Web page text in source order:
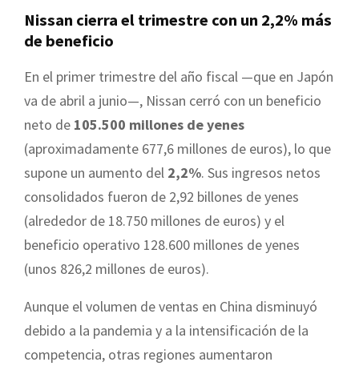
Nissan cierra el trimestre con un 2,2% más
de beneficio
En el primer trimestre del año fiscal —que en Japón
va de abril a junio—, Nissan cerró con un beneficio
neto de 105.500 millones de yenes
(aproximadamente 677,6 millones de euros), lo que
supone un aumento del 2,2%. Sus ingresos netos
consolidados fueron de 2,92 billones de yenes
(alrededor de 18.750 millones de euros) y el
beneficio operativo 128.600 millones de yenes
(unos 826,2 millones de euros).
Aunque el volumen de ventas en China disminuyó
debido a la pandemia y a la intensificación de la
competencia, otras regiones aumentaron